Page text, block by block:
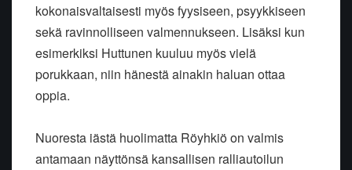
kokonaisvaltaisesti myös fyysiseen, psyykkiseen
sekä ravinnolliseen valmennukseen. Lisäksi kun
esimerkiksi Huttunen kuuluu myös vielä
porukkaan, niin hänestä ainakin haluan ottaa
oppia.
Nuoresta iästä huolimatta Röyhkiö on valmis
antamaan näyttönsä kansallisen ralliautoilun